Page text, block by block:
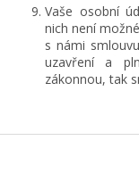
Vaše osobní
nich není
s námi
uzavření a
zákonnou, tak
Z